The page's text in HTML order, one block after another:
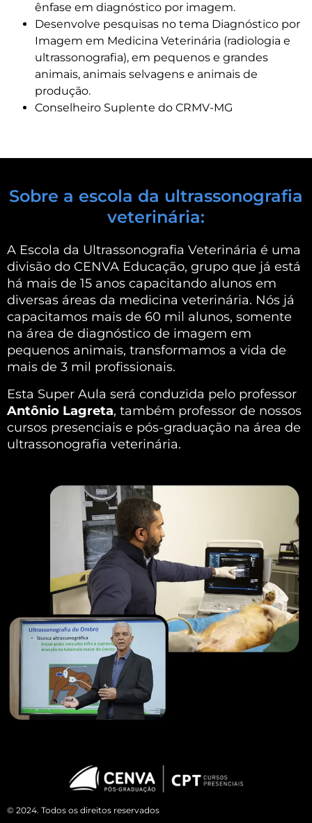
ênfase em diagnóstico por imagem.
Desenvolve pesquisas no tema Diagnóstico por
Imagem em Medicina Veterinária (radiologia e
ultrassonografia), em pequenos e grandes
animais, animais selvagens e animais de
produção.
Conselheiro Suplente do CRMV-MG
Sobre a escola da ultrassonografia
veterinária:
A Escola da Ultrassonografia Veterinária é uma
divisão do CENVA Educação, grupo que já está
há mais de 15 anos capacitando alunos em
diversas áreas da medicina veterinária. Nós já
capacitamos mais de 60 mil alunos, somente
na área de diagnóstico de imagem em
pequenos animais, transformamos a vida de
mais de 3 mil profissionais.
Esta Super Aula será conduzida pelo professor
Antônio Lagreta, também professor de nossos
cursos presenciais e pós-graduação na área de
ultrassonografia veterinária.
© 2024. Todos os direitos reservados